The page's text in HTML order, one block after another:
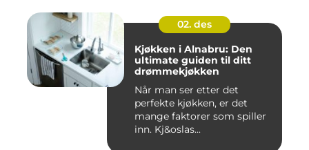
02. des
Kjøkken i Alnabru: Den
ultimate guiden til ditt
drømmekjøkken
Når man ser etter det
perfekte kjøkken, er det
mange faktorer som spiller
inn. Kj&oslas...